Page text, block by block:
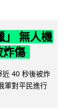
」 無人機
炸傷
近 40 秒後被炸
軍對平民進行